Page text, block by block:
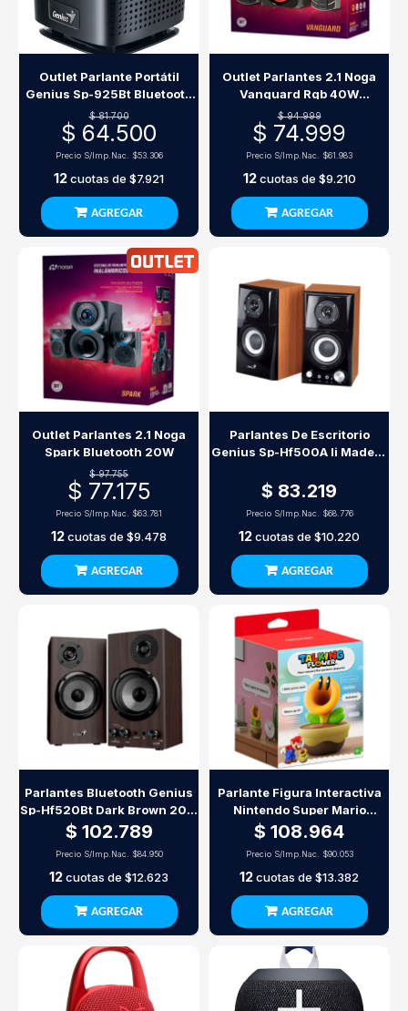
Outlet Parlante Portátil
Genius Sp-925Bt Bluetooth
10W Negro
$ 81.700
$ 64.500
Precio S/Imp.Nac. $53.306
12cuotas de $7.921
AGREGAR
Outlet Parlantes 2.1 Noga
Vanguard Rgb 40W
Bluetooth
$ 94.999
$ 74.999
Precio S/Imp.Nac. $61.983
12cuotas de $9.210
AGREGAR
Outlet Parlantes 2.1 Noga
Spark Bluetooth 20W
$ 97.755
$ 77.175
Precio S/Imp.Nac. $63.781
12cuotas de $9.478
AGREGAR
Parlantes De Escritorio
Genius Sp-Hf500A Ii Madera
$ 83.219
Precio S/Imp.Nac. $68.776
12cuotas de $10.220
AGREGAR
Parlantes Bluetooth Genius
Sp-Hf520Bt Dark Brown 20W
Rms Madera
$ 102.789
Precio S/Imp.Nac. $84.950
12cuotas de $12.623
AGREGAR
Parlante Figura Interactiva
Nintendo Super Mario
Talking Flower
$ 108.964
Precio S/Imp.Nac. $90.053
12cuotas de $13.382
AGREGAR